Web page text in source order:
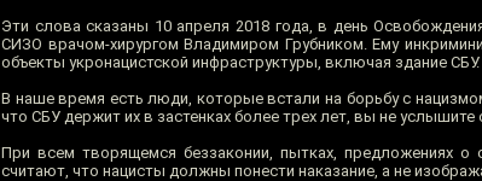
Эти слова сказаны 10 апреля 2018 года, в день
СИЗО врачом-хирургом Владимиром Грубником. Ему
объекты укронацистской инфраструктуры, включая здание СБУ.
В наше время есть люди, которые встали на борьбу с
что СБУ держит их в застенках более трех лет, вы не
При всем творящемся беззаконии, пытках, предложениях
считают, что нацисты должны понести наказание, а не